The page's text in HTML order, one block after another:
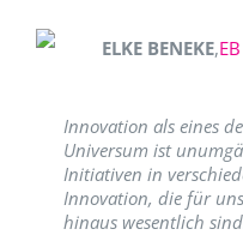
ELKE BENEKE,
Innovation als eines
Universum ist
Initiativen in
Innovation, die für
hinaus wesentlich